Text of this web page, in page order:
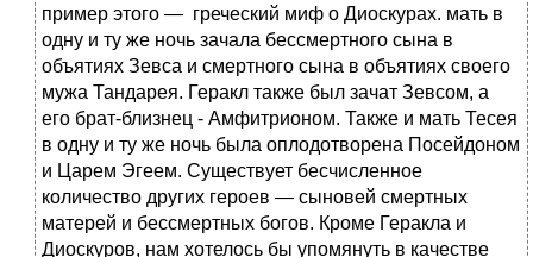
пример этого — греческий миф о Диоскурах. мать в
одну и ту же ночь зачала бессмертного сына в
объятиях Зевса и смертного сына в объятиях своего
мужа Тандарея. Геракл также был зачат Зевсом, а
его брат-близнец - Амфитрионом. Также и мать Тесея
в одну и ту же ночь была оплодотворена Посейдоном
и Царем Эгеем. Существует бесчисленное
количество других героев — сыновей смертных
матерей и бессмертных богов. Кроме Геракла и
Диоскуров, нам хотелось бы упомянуть в качестве